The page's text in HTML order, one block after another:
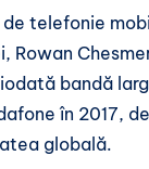
telefonie
Rowan
bandă
în 2017,
globală.